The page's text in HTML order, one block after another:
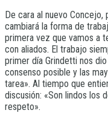
De cara al nuevo Concejo,
cambiará la forma de
primera vez que vamos a
con aliados. El trabajo
primer día Grindetti nos
consenso posible y las
tarea». Al tiempo que
discusión: «Son lindos los
respeto».